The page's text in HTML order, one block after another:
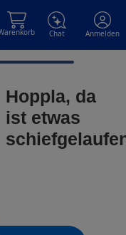
Chat Anmelden
Hoppla, da
ist etwas